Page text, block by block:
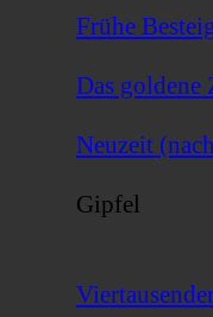
Frühe
Das goldene
Neuzeit
Gipfel